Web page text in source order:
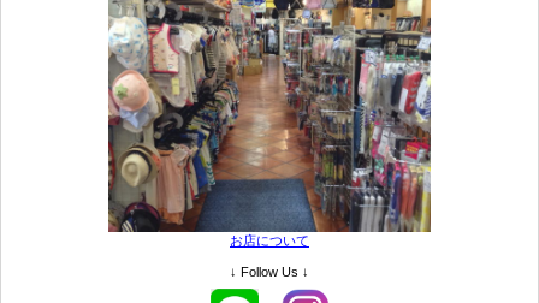
お店について
↓ Follow Us ↓